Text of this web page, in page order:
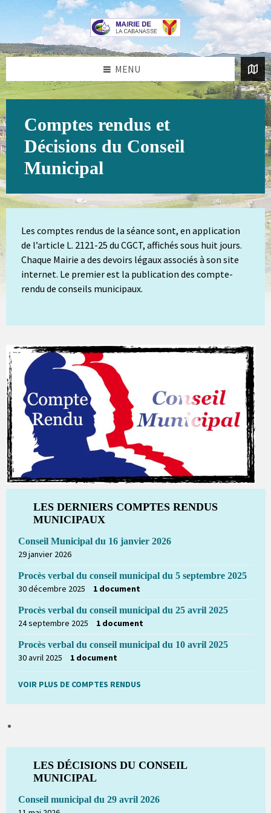
Aller
Passer
page
MENU
Comptes rendus et
Décisions du Conseil
Municipal
Les comptes rendus de la séance sont, en application
de l’article L. 2121-25 du CGCT, affichés sous huit jours.
Chaque Mairie a des devoirs légaux associés à son site
internet. Le premier est la publication des compte-
rendu de conseils municipaux.
LES DERNIERS COMPTES RENDUS
MUNICIPAUX
Conseil Municipal du 16 janvier 2026
29 janvier 2026
Procès verbal du conseil municipal du 5 septembre 2025
30 décembre 2025 1 document
Procès verbal du conseil municipal du 25 avril 2025
24 septembre 2025 1 document
Procès verbal du conseil municipal du 10 avril 2025
30 avril 2025 1 document
VOIR PLUS DE COMPTES RENDUS
LES DÉCISIONS DU CONSEIL
MUNICIPAL
Conseil municipal du 29 avril 2026